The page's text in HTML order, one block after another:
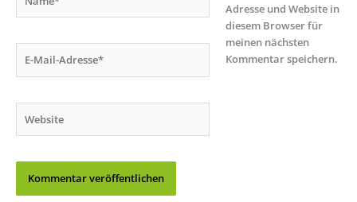
Mail-
Adresse und Website in
diesem Browser für
meinen nächsten
Kommentar speichern.